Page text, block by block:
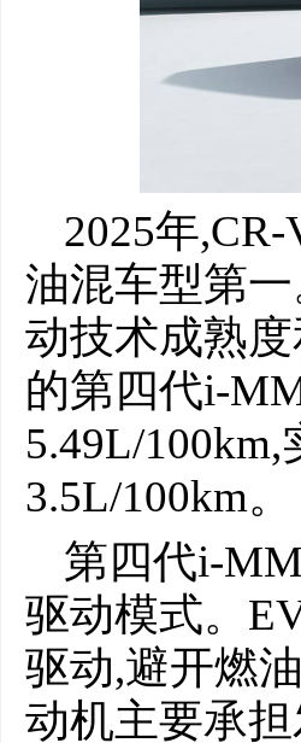
2025年
油混车型第
动技术成熟
的第四代i-
5.49L/
3.5L/100km。
第四代i-
驱动模式。
驱动,避开燃
动机主要承